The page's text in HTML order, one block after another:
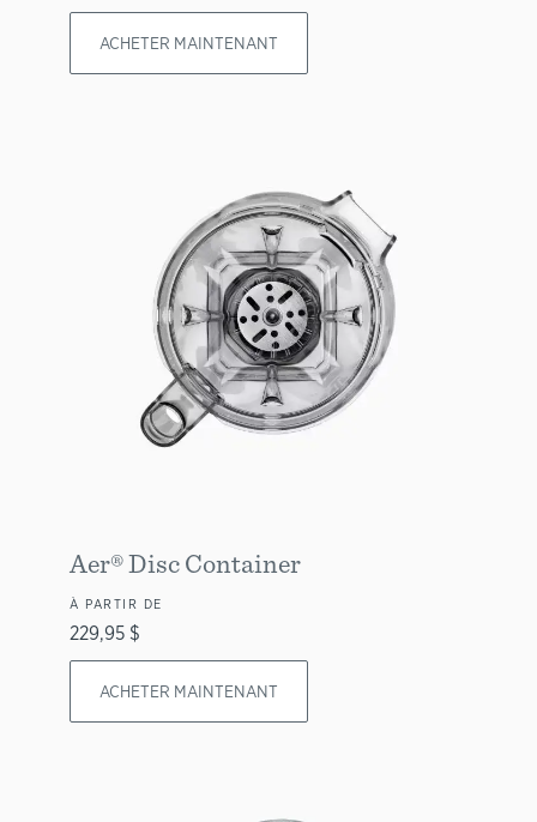
ACHETER MAINTENANT
Aer® Disc Container
À PARTIR DE
229,95 $
ACHETER MAINTENANT